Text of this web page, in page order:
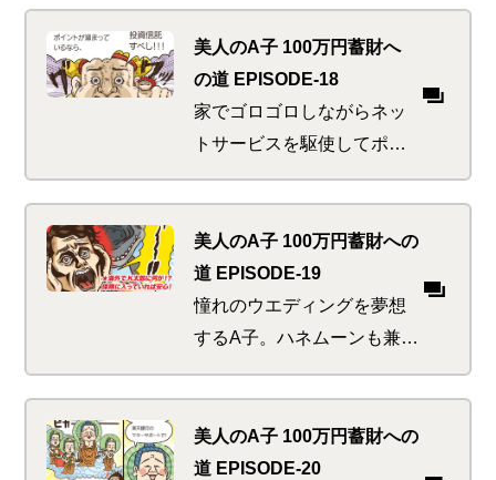
たまた年金までもスマート
に準備してこそ真のフレッ
シャーズ勇者となる。
美人のA子 100万円蓄財へ
の道 EPISODE-18
家でゴロゴロしながらネッ
トサービスを駆使してポイ
ントを貯めまくるA子。そ
のポイントを使って蓄財し
なきゃもったいない！たる
んでいたのはマネ活感度か
お腹の肉か！？
美人のA子 100万円蓄財への
道 EPISODE-19
憧れのウエディングを夢想
するA子。ハネムーンも兼ね
て一石二鳥なのはやっぱり
ハワイ。ハワイといえば巨
大サメ。巨大サメといえば
はく製。はく製といえば迫
美人のA子 100万円蓄財への
道 EPISODE-20